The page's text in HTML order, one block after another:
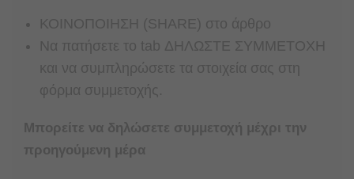
ΚΟΙΝΟΠΟΙΗΣΗ (SHARE) στο άρθρο
Nα πατήσετε το tab ΔΗΛΩΣΤΕ ΣΥΜΜΕΤΟΧΗ
και να συμπληρώσετε τα στοιχεία σας στη
φόρμα συμμετοχής.
Μπορείτε να δηλώσετε συμμετοχή μέχρι την
προηγούμενη μέρα